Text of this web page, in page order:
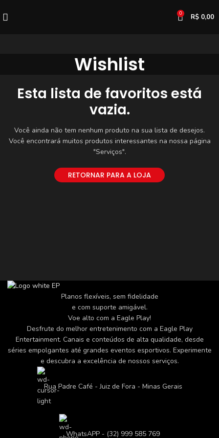
0 R$ 0,00
Wishlist
Esta lista de favoritos está
vazia.
Você ainda não tem nenhum produto na sua lista de desejos.
Você encontrará muitos produtos interessantes na nossa página
"Serviços".
RETORNAR PARA A LOJA
Planos flexíveis, sem fidelidade
e com suporte amigável.
Voe alto com a Eagle Play!
Desfrute do melhor entretenimento com a Eagle Play
Entertainment. Canais e conteúdos de alta qualidade, desde
séries empolgantes até grandes eventos esportivos. Experimente
e descubra a excelência de nossos serviços.
Rua Padre Café - Juiz de Fora - Minas Gerais
WhatsAPP - (32) 999 585 769